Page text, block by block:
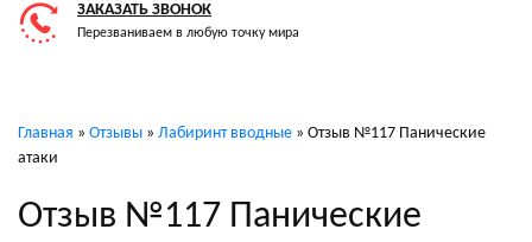
ЗАКАЗАТЬ ЗВОНОК
Перезваниваем в любую точку мира
Главная » Отзывы » Лабиринт вводные » Отзыв №117 Панические
атаки
Отзыв №117 Панические